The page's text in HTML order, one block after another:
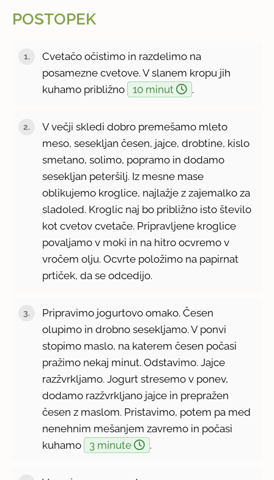
POSTOPEK
Cvetačo očistimo in razdelimo na
posamezne cvetove. V slanem kropu jih
kuhamo približno
10 minut .
V večji skledi dobro premešamo mleto
meso, sesekljan česen, jajce, drobtine, kislo
smetano, solimo, popramo in dodamo
sesekljan peteršilj. Iz mesne mase
oblikujemo kroglice, najlažje z zajemalko za
sladoled. Kroglic naj bo približno isto število
kot cvetov cvetače. Pripravljene kroglice
povaljamo v moki in na hitro ocvremo v
vročem olju. Ocvrte položimo na papirnat
prtiček, da se odcedijo.
Pripravimo jogurtovo omako. Česen
olupimo in drobno sesekljamo. V ponvi
stopimo maslo, na katerem česen počasi
pražimo nekaj minut. Odstavimo. Jajce
razžvrkljamo. Jogurt stresemo v ponev,
dodamo razžvrkljano jajce in prepražen
česen z maslom. Pristavimo, potem pa med
nenehnim mešanjem zavremo in počasi
kuhamo
3 minute .